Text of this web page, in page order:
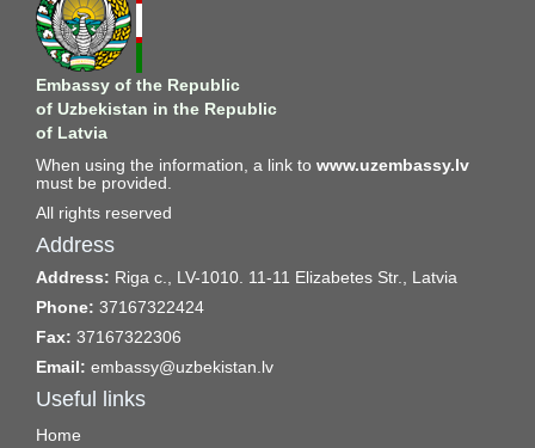
Embassy of the Republic
of Uzbekistan in the Republic
of Latvia
When using the information, a link to www.uzembassy.lv
must be provided.
All rights reserved
Address
Address: Riga c., LV-1010. 11-11 Elizabetes Str., Latvia
Phone: 37167322424
Fax: 37167322306
Email: embassy@uzbekistan.lv
Useful links
Home